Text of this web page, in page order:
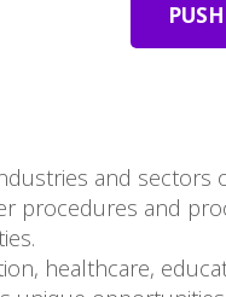
and sectors
procedures and
healthcare,